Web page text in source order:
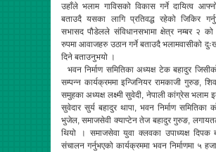
उहाँले भलाम गाविसको विकास गर्ने दायित्व
बताउदै यसका लागि प्रतिवद्ध रहेको जिकिर
सभासद पौडेलले संविधानसभामा क्षेत्र नम्बर २ को
रुपमा आवाजहरु उठान गर्ने बताउदै भलामवासीको
दिने बताउनुभयो ।
भवन निर्माण समितिका अध्यक्ष टेक बहादुर
सम्पन्न कार्यक्रममा इन्जिनियर रामकाजी गुरुङ,
समुहका अध्यक्ष लक्ष्मी सुवेदी, नेपाली कांग्रेस भलाम
सुवेदार सुर्य बहादुर थापा, भवन निर्माण समितिका
भुजेल, समाजसेवी क्याप्टेन तेज बहादुर गुरुङ,
थियो । समाजसेवा युवा क्लवका उपाध्यक्ष दिपक
संचालन गर्नुभएको कार्यक्रममा भवन निर्माणमा ५